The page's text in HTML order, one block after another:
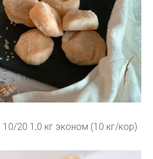
20 1,0 кг эконом (10 кг/кор)